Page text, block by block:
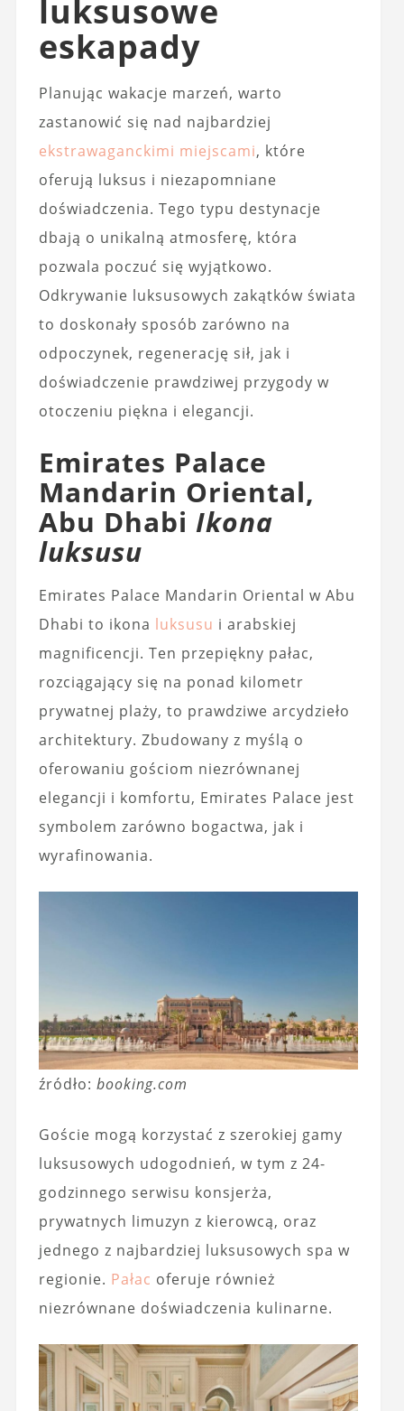
luksusowe
eskapady
Planując wakacje marzeń, warto
zastanowić się nad najbardziej
ekstrawaganckimi miejscami, które
oferują luksus i niezapomniane
doświadczenia. Tego typu destynacje
dbają o unikalną atmosferę, która
pozwala poczuć się wyjątkowo.
Odkrywanie luksusowych zakątków świata
to doskonały sposób zarówno na
odpoczynek, regenerację sił, jak i
doświadczenie prawdziwej przygody w
otoczeniu piękna i elegancji.
Emirates Palace
Mandarin Oriental,
Abu Dhabi Ikona
luksusu
Emirates Palace Mandarin Oriental w Abu
Dhabi to ikona luksusu i arabskiej
magnificencji. Ten przepiękny pałac,
rozciągający się na ponad kilometr
prywatnej plaży, to prawdziwe arcydzieło
architektury. Zbudowany z myślą o
oferowaniu gościom niezrównanej
elegancji i komfortu, Emirates Palace jest
symbolem zarówno bogactwa, jak i
wyrafinowania.
źródło: booking.com
Goście mogą korzystać z szerokiej gamy
luksusowych udogodnień, w tym z 24-
godzinnego serwisu konsjerża,
prywatnych limuzyn z kierowcą, oraz
jednego z najbardziej luksusowych spa w
regionie. Pałac oferuje również
niezrównane doświadczenia kulinarne.